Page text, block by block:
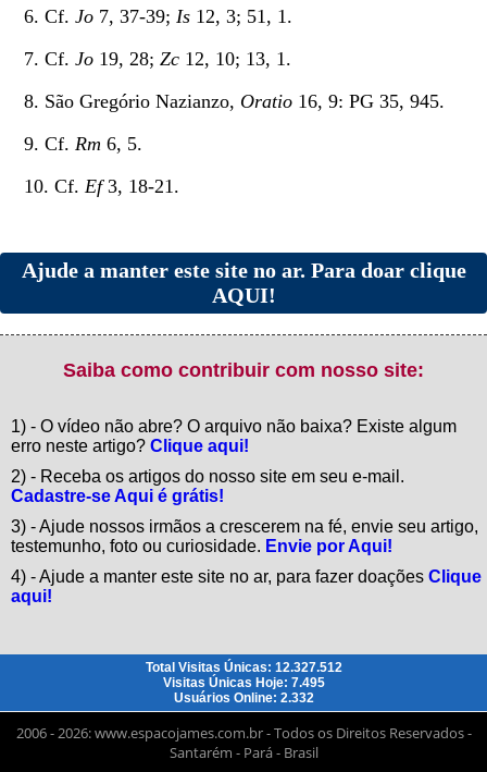
6. Cf.Jo 7, 37-39; Is 12, 3; 51, 1.
7. Cf.Jo 19, 28;Zc 12, 10; 13, 1.
8. São Gregório Nazianzo, Oratio 16, 9: PG 35, 945.
9. Cf. Rm 6, 5.
10. Cf. Ef3, 18-21.
Ajude a manter este site no ar. Para doar clique
AQUI!
Saiba como contribuir com nosso site:
1) - O vídeo não abre? O arquivo não baixa? Existe algum
erro neste artigo? Clique aqui!
2) - Receba os artigos do nosso site em seu e-mail.
Cadastre-se Aqui é grátis!
3) - Ajude nossos irmãos a crescerem na fé, envie seu artigo,
testemunho, foto ou curiosidade. Envie por Aqui!
4) - Ajude a manter este site no ar, para fazer doações Clique
aqui!
Total Visitas Únicas: 12.327.512
Visitas Únicas Hoje: 7.495
Usuários Online: 2.332
2006 - 2026: www.espacojames.com.br - Todos os Direitos Reservados -
Santarém - Pará - Brasil